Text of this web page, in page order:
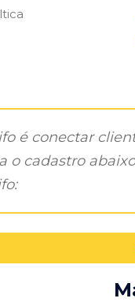
é conectar
o cadastro